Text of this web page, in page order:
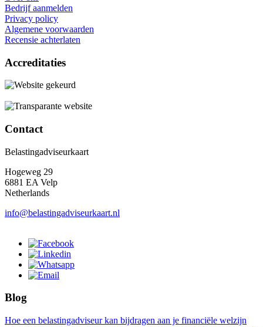
Bedrijf aanmelden
Privacy policy
Algemene voorwaarden
Recensie achterlaten
Accreditaties
Contact
Belastingadviseurkaart
Hogeweg 29
6881 EA Velp
Netherlands
info@belastingadviseurkaart.nl
Blog
Hoe een belastingadviseur kan bijdragen aan je financiële welzijn